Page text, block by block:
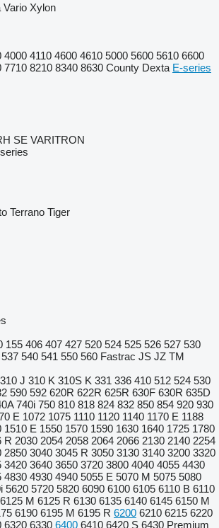
Vario Xylon
4000 4110 4600 4610 5000 5600 5610 6600
7710 8210 8340 8630 County Dexta E-series
SE VARITRON
Terrano Tiger
155 406 407 427 520 524 525 526 527 530
537 540 541 550 560 Fastrac JS JZ TM
310 J 310 K 310S K 331 336 410 512 524 530
590 592 620R 622R 625R 630F 630R 635D
740i 750 810 818 824 832 850 854 920 930
E 1072 1075 1110 1120 1140 1170 E 1188
1510 E 1550 1570 1590 1630 1640 1725 1780
R 2030 2054 2058 2064 2066 2130 2140 2254
2850 3040 3045 R 3050 3130 3140 3200 3320
3420 3640 3650 3720 3800 4040 4055 4430
4830 4930 4940 5055 E 5070 M 5075 5080
5620 5720 5820 6090 6100 6105 6110 B 6110
6125 M 6125 R 6130 6135 6140 6145 6150 M
6190 6195 M 6195 R 6200 6210 6215 6220
6320 6330 6400 6410 6420 S 6430 Premium